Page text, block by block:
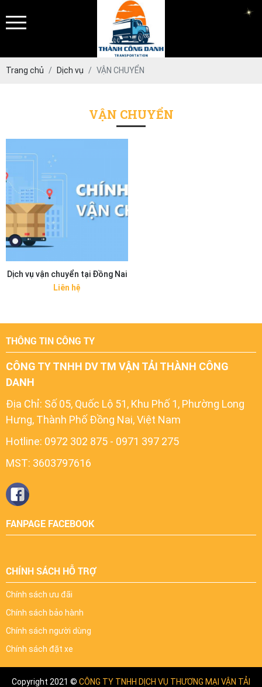
Trang chủ Dịch vụ VẬN CHUYỂN
VẬN CHUYỂN
Dịch vụ vận chuyển tại Đồng Nai
Liên hệ
THÔNG TIN CÔNG TY
CÔNG TY TNHH DV TM VẬN TẢI THÀNH CÔNG
DANH
Địa Chỉ: Số 05, Quốc Lộ 51, Khu Phố 1, Phường Long
Hưng, Thành Phố Đồng Nai, Việt Nam
Hotline: 0972 302 875 - 0971 397 275
MST: 3603797616
FANPAGE FACEBOOK
CHÍNH SÁCH HỖ TRỢ
Chính sách ưu đãi
Chính sách bảo hành
Chính sách người dùng
Chính sách đặt xe
Copyright 2021 © CÔNG TY TNHH DỊCH VỤ THƯƠNG MẠI VẬN TẢI